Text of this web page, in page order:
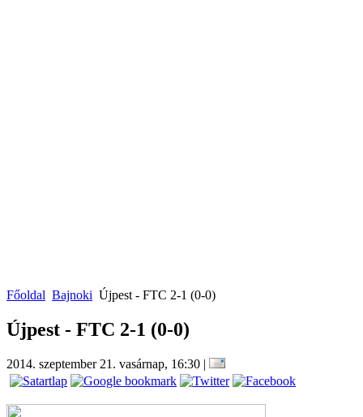
Főoldal Bajnoki Újpest - FTC 2-1 (0-0)
Újpest - FTC 2-1 (0-0)
2014. szeptember 21. vasárnap, 16:30 |